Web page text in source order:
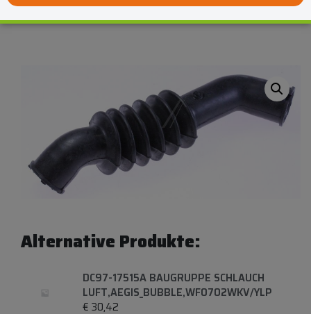
Alternative Produkte:
DC97-17515A BAUGRUPPE SCHLAUCH
LUFT,AEGIS_BUBBLE,WF0702WKV/YLP
€ 30,42